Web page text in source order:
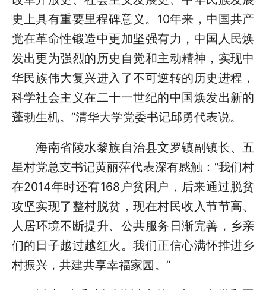
史上具有重要里程碑意义。10年来，中国共产
党在革命性锻造中更加坚强有力，中国人民焕
发出更为强烈的历史自觉和主动精神，实现中
华民族伟大复兴进入了不可逆转的历史进程，
科学社会主义在二十一世纪的中国焕发出新的
蓬勃生机。”清华大学党委书记邱勇代表说。
海南省陵水黎族自治县文罗镇副镇长、五
星村党总支书记黄丽萍代表深有感触：“我们村
在2014年时还有168户贫困户，后来通过脱贫
攻坚实现了整村脱贫，现在村民收入节节高、
人居环境不断提升、公共服务日渐完善，乡亲
们的日子越过越红火。我们正信心满怀推进乡
村振兴，共建共享幸福家园。”